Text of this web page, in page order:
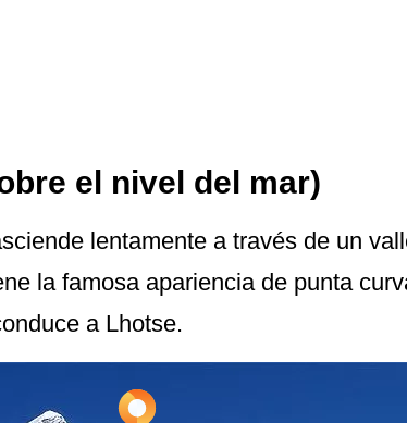
el nivel del mar)
lentamente a través de un
la famosa apariencia de punta
a Lhotse.